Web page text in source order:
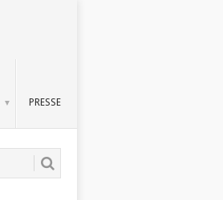
PRESSE